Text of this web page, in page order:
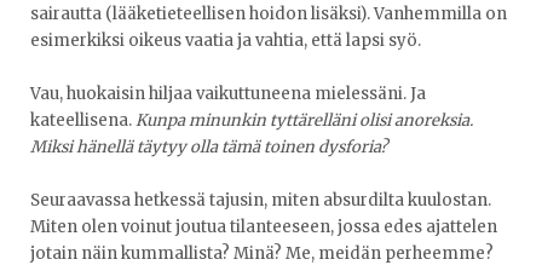
sairautta (lääketieteellisen hoidon lisäksi). Vanhemmilla on
esimerkiksi oikeus vaatia ja vahtia, että lapsi syö.
Vau, huokaisin hiljaa vaikuttuneena mielessäni. Ja
kateellisena.Kunpa minunkin tyttärelläni olisi anoreksia.
Miksi hänellä täytyy olla tämä toinen dysforia?
Seuraavassa hetkessä tajusin, miten absurdilta kuulostan.
Miten olen voinut joutua tilanteeseen, jossa edes ajattelen
jotain näin kummallista? Minä? Me, meidän perheemme?